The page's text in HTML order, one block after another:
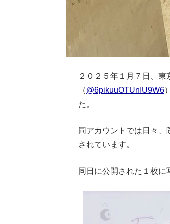
２０２５年１月７日、
（@6pikuuOTUnIU9W6
た。
同アカウントでは日々、
されています。
同日に公開された１枚に